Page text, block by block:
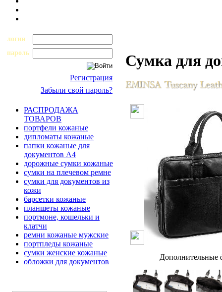
логин
пароль
Регистрация
Забыли свой пароль?
РАСПРОДАЖА
ТОВАРОВ
портфели кожаные
дипломаты кожаные
папки кожаные для
документов А4
дорожные сумки кожаные
сумки на плечевом ремне
сумки для документов из
кожи
барсетки кожаные
планшеты кожаные
портмоне, кошельки и
клатчи
ремни кожаные мужские
портпледы кожаные
сумки женские кожаные
обложки для документов
Сумка для
Дополнительные